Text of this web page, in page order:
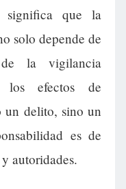
significa que la
solo depende de
la vigilancia
los efectos de
un delito, sino un
es de
autoridades.